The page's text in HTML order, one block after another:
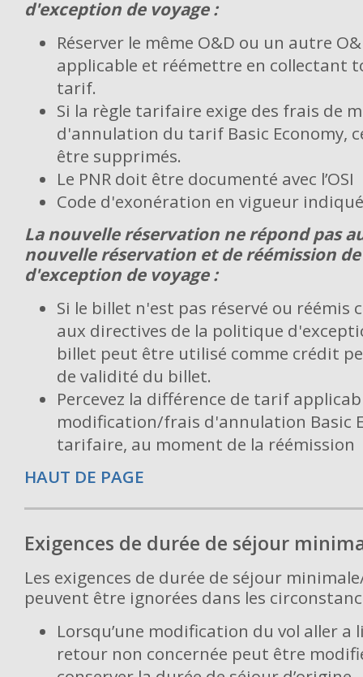
d'exception de voyage :
Réserver le même O&D ou un autre
applicable et réémettre en collectant
tarif.
Si la règle tarifaire exige des frais de
d'annulation du tarif Basic Economy,
être supprimés.
Le PNR doit être documenté avec l’OSI
Code d'exonération en vigueur
La nouvelle réservation ne répond pas
nouvelle réservation et de réémission
d'exception de voyage :
Si le billet n'est pas réservé ou réémis
aux directives de la politique
billet peut être utilisé comme crédit
de validité du billet.
Percevez la différence de tarif
modification/frais d'annulation Basic
tarifaire, au moment de la réémission
HAUT DE PAGE
Exigences de durée de séjour
Les exigences de durée de séjour
peuvent être ignorées dans les
Lorsqu’une modification du vol aller a
retour non concernée peut être